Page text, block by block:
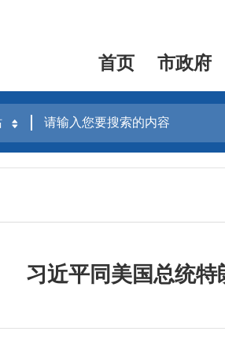
首页 市政府
习近平同美国总统特